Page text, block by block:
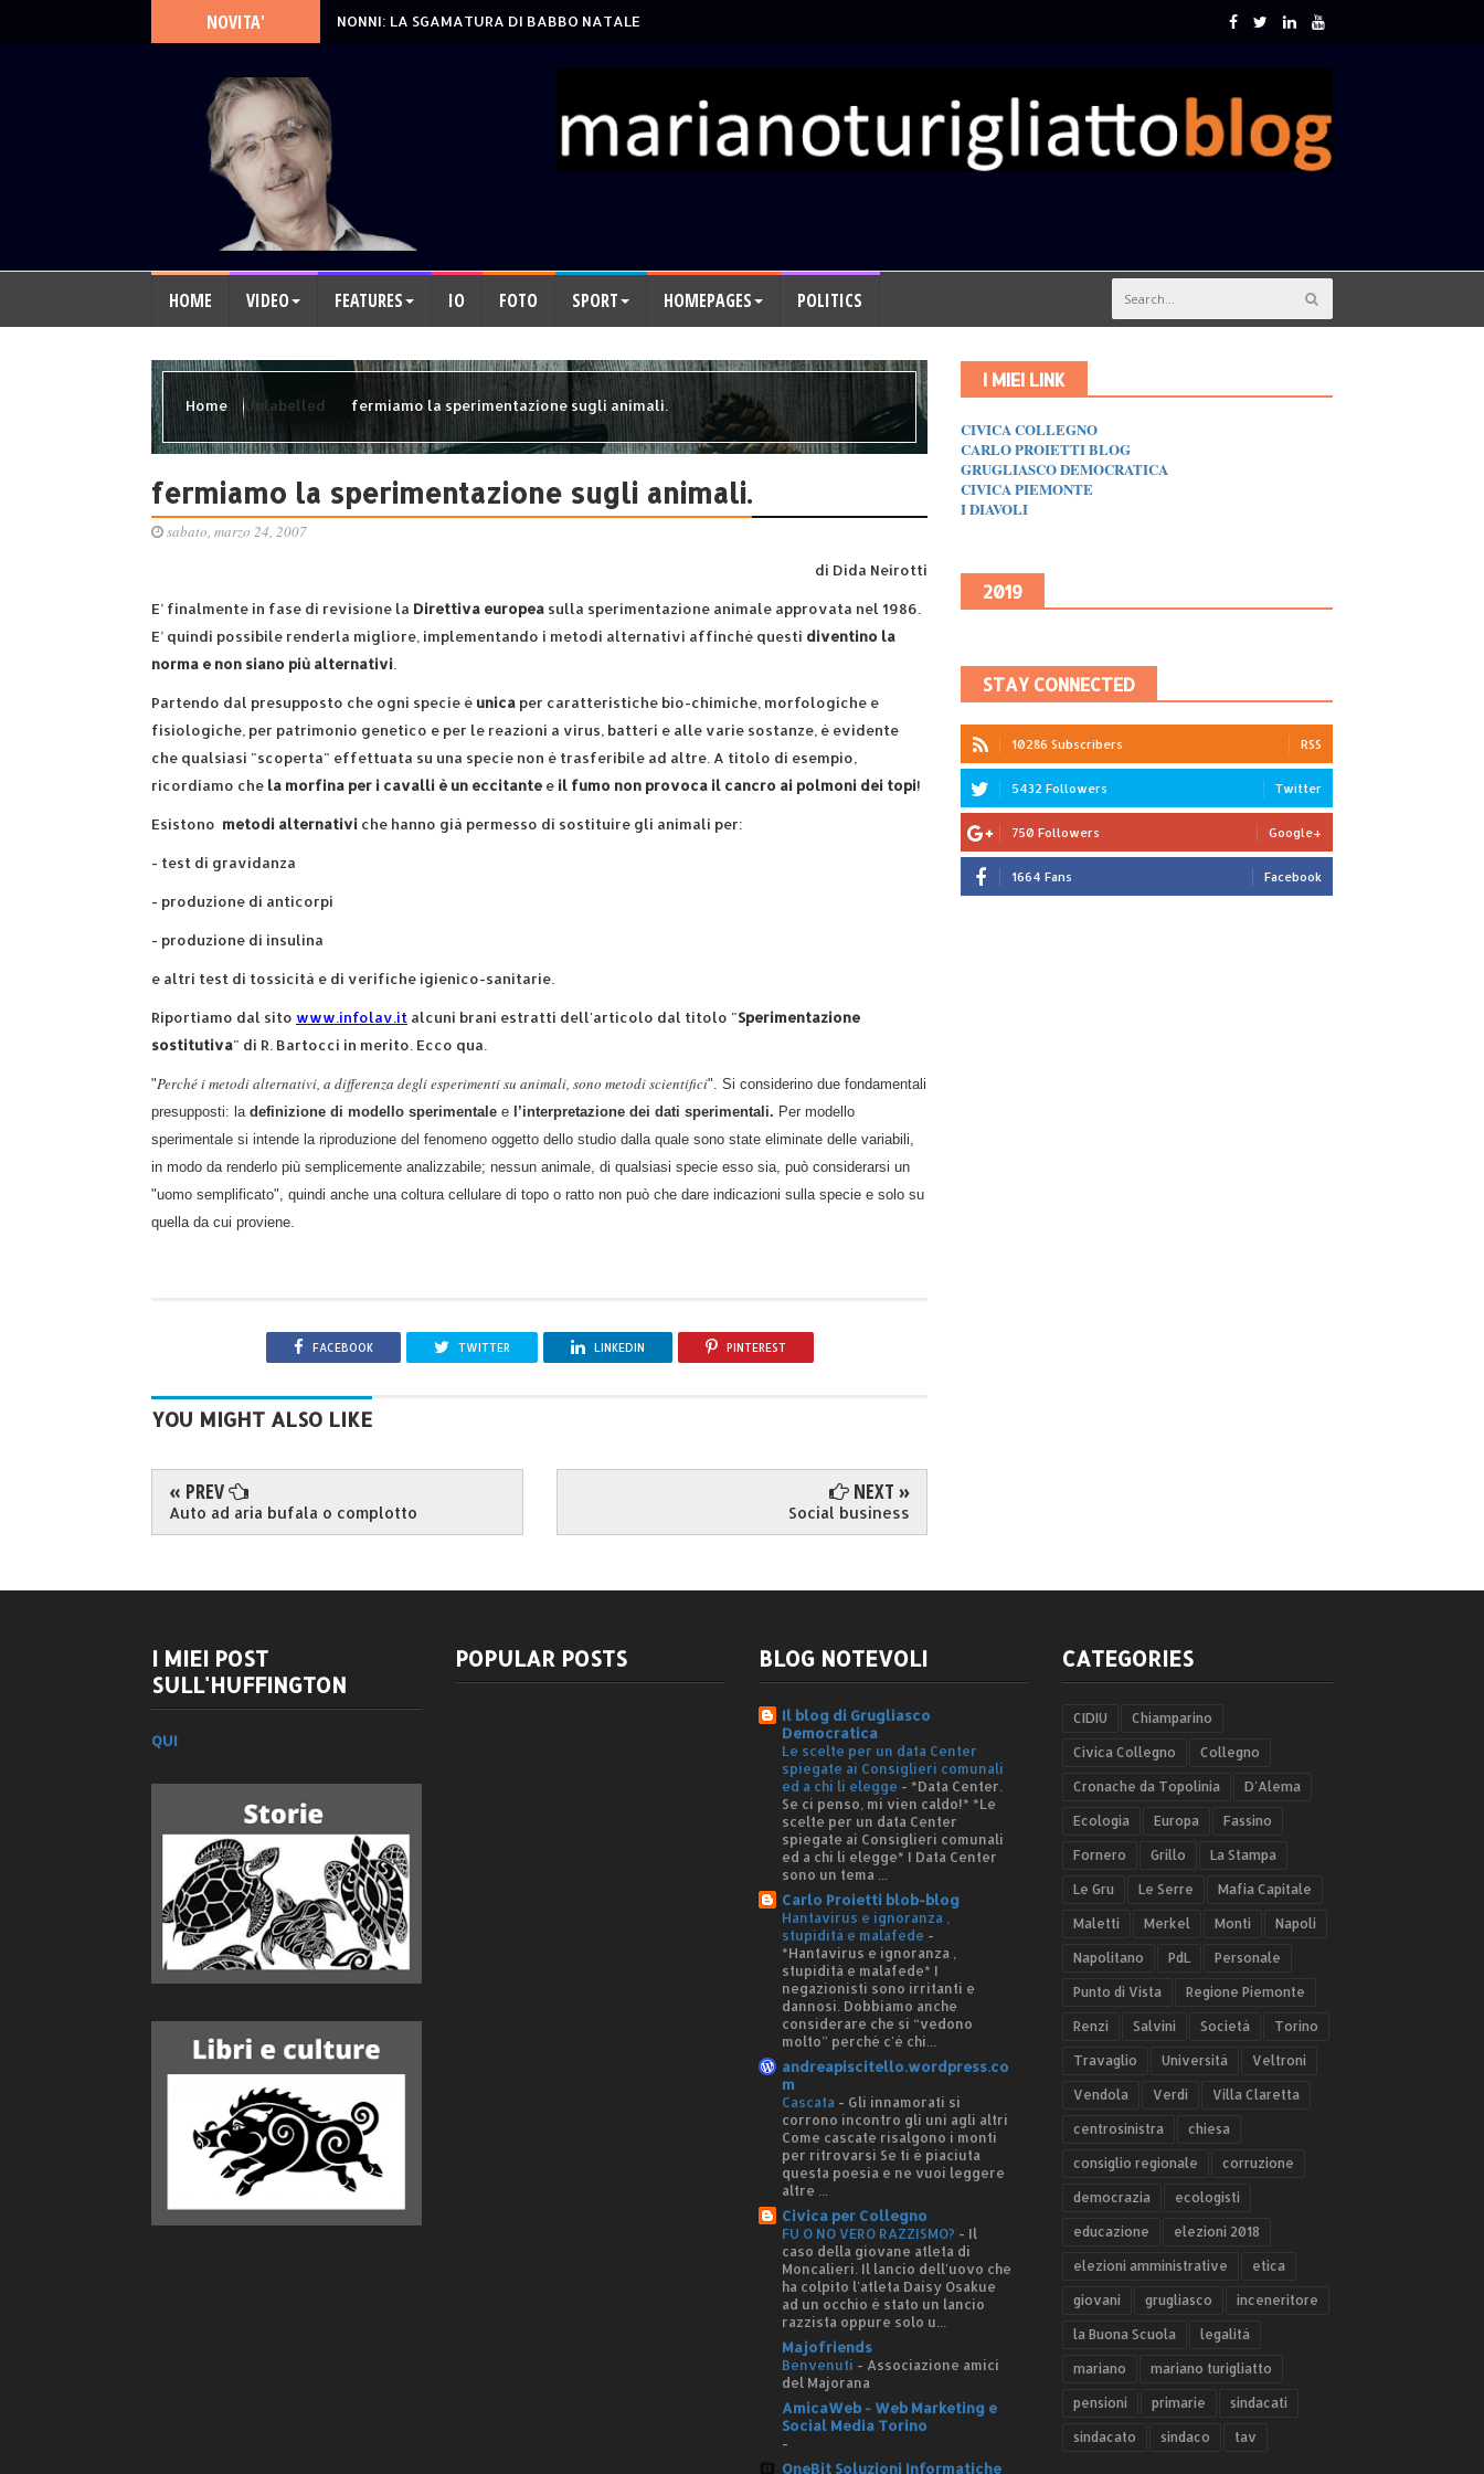
NOVITA' NONNI: LA SGAMATURA DI BABBO NATALE
HOME VIDEO FEATURES IO FOTO SPORT HOMEPAGES POLITICS
Home Unlabelled fermiamo la sperimentazione sugli animali.
fermiamo la sperimentazione sugli animali.
sabato, marzo 24, 2007
di Dida Neirotti
E’ finalmente in fase di revisione la Direttiva europea sulla sperimentazione animale approvata nel 1986.
E’ quindi possibile renderla migliore, implementando i metodi alternativi affinchè questi diventino la
norma e non siano più alternativi
Partendo dal presupposto che ogni specie è unica per caratteristiche bio-chimiche, morfologiche e
fisiologiche, per patrimonio genetico e per le reazioni a virus, batteri e alle varie sostanze, è evidente
che qualsiasi "scoperta" effettuata su una specie non è trasferibile ad altre. A titolo di esempio,
ricordiamo che la morfina per i cavalli è un eccitante e il fumo non provoca il cancro ai polmoni dei topi!
Esistono metodi alternativi che hanno già permesso di sostituire gli animali per:
- test di gravidanza
- produzione di anticorpi
- produzione di insulina
e altri test di tossicità e di verifiche igienico-sanitarie.
Riportiamo dal sito www.infolav.it alcuni brani estratti dell'articolo dal titolo "Sperimentazione
sostitutiva" di R. Bartocci in merito. Ecco qua.
"Perché i metodi alternativi, a differenza degli esperimenti su animali, sono metodi scientifici". Si considerino due fondamentali
presupposti: la definizione di modello sperimentale e l’interpretazione dei dati sperimentali. Per modello
sperimentale si intende la riproduzione del fenomeno oggetto dello studio dalla quale sono state eliminate delle variabili,
in modo da renderlo più semplicemente analizzabile; nessun animale, di qualsiasi specie esso sia, può considerarsi un
"uomo semplificato", quindi anche una coltura cellulare di topo o ratto non può che dare indicazioni sulla specie e solo su
quella da cui proviene.
FACEBOOK TWITTER LINKEDIN PINTEREST
YOU MIGHT ALSO LIKE
« PREV
Auto ad aria bufala o complotto
NEXT »
Social business
I MIEI LINK
CIVICA COLLEGNO
CARLO PROIETTI BLOG
GRUGLIASCO DEMOCRATICA
CIVICA PIEMONTE
I DIAVOLI
2019
STAY CONNECTED
10286 Subscribers RSS
5432 Followers Twitter
750 Followers Google+
1664 Fans Facebook
I MIEI POST
SULL'HUFFINGTON
QUI
POPULAR POSTS BLOG NOTEVOLI
Il blog di Grugliasco
Democratica
Le scelte per un data Center
spiegate ai Consiglieri comunali
ed a chi li elegge - *Data Center.
Se ci penso, mi vien caldo!* *Le
scelte per un data Center
spiegate ai Consiglieri comunali
ed a chi li elegge* I Data Center
sono un tema ...
Carlo Proietti blob-blog
Hantavirus e ignoranza ,
stupidità e malafede -
*Hantavirus e ignoranza ,
stupidità e malafede* I
negazionisti sono irritanti e
dannosi. Dobbiamo anche
considerare che si “vedono
molto” perché c'è chi...
andreapiscitello.wordpress.co
m
Cascata - Gli innamorati si
corrono incontro gli uni agli altri
Come cascate risalgono i monti
per ritrovarsi Se ti è piaciuta
questa poesia e ne vuoi leggere
altre ...
Civica per Collegno
FU O NO VERO RAZZISMO? - Il
caso della giovane atleta di
Moncalieri. Il lancio dell'uovo che
ha colpito l'atleta Daisy Osakue
ad un occhio è stato un lancio
razzista oppure solo u...
Majofriends
Benvenuti - Associazione amici
del Majorana
AmicaWeb - Web Marketing e
Social Media Torino
-
OneBit Soluzioni Informatiche
CATEGORIES
CIDIU Chiamparino
Civica Collegno Collegno
Cronache da Topolinia D'Alema
Ecologia Europa Fassino
Fornero Grillo La Stampa
Le Gru Le Serre Mafia Capitale
Maletti Merkel Monti Napoli
Napolitano PdL Personale
Punto di Vista Regione Piemonte
Renzi Salvini Società Torino
Travaglio Università Veltroni
Vendola Verdi Villa Claretta
centrosinistra chiesa
consiglio regionale corruzione
democrazia ecologisti
educazione elezioni 2018
elezioni amministrative etica
giovani grugliasco inceneritore
la Buona Scuola legalità
mariano mariano turigliatto
pensioni primarie sindacati
sindacato sindaco tav